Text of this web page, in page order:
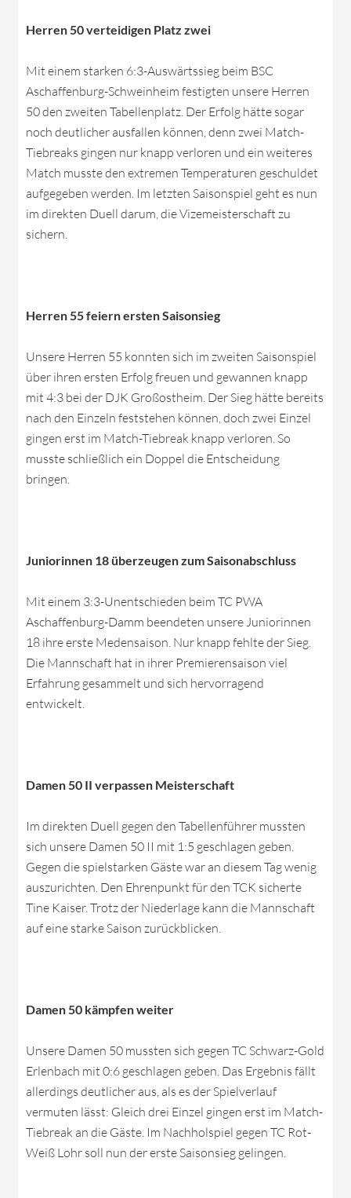
Herren 50 verteidigen Platz zwei
Mit einem starken 6:3-Auswärtssieg beim BSC
Aschaffenburg-Schweinheim festigten unsere Herren
50 den zweiten Tabellenplatz. Der Erfolg hätte sogar
noch deutlicher ausfallen können, denn zwei Match-
Tiebreaks gingen nur knapp verloren und ein weiteres
Match musste den extremen Temperaturen geschuldet
aufgegeben werden. Im letzten Saisonspiel geht es nun
im direkten Duell darum, die Vizemeisterschaft zu
sichern.
Herren 55 feiern ersten Saisonsieg
Unsere Herren 55 konnten sich im zweiten Saisonspiel
über ihren ersten Erfolg freuen und gewannen knapp
mit 4:3 bei der DJK Großostheim. Der Sieg hätte bereits
nach den Einzeln feststehen können, doch zwei Einzel
gingen erst im Match-Tiebreak knapp verloren. So
musste schließlich ein Doppel die Entscheidung
bringen.
Juniorinnen 18 überzeugen zum Saisonabschluss
Mit einem 3:3-Unentschieden beim TC PWA
Aschaffenburg-Damm beendeten unsere Juniorinnen
18 ihre erste Medensaison. Nur knapp fehlte der Sieg.
Die Mannschaft hat in ihrer Premierensaison viel
Erfahrung gesammelt und sich hervorragend
entwickelt.
Damen 50 II verpassen Meisterschaft
Im direkten Duell gegen den Tabellenführer mussten
sich unsere Damen 50 II mit 1:5 geschlagen geben.
Gegen die spielstarken Gäste war an diesem Tag wenig
auszurichten. Den Ehrenpunkt für den TCK sicherte
Tine Kaiser. Trotz der Niederlage kann die Mannschaft
auf eine starke Saison zurückblicken.
Damen 50 kämpfen weiter
Unsere Damen 50 mussten sich gegen TC Schwarz-Gold
Erlenbach mit 0:6 geschlagen geben. Das Ergebnis fällt
allerdings deutlicher aus, als es der Spielverlauf
vermuten lässt: Gleich drei Einzel gingen erst im Match-
Tiebreak an die Gäste. Im Nachholspiel gegen TC Rot-
Weiß Lohr soll nun der erste Saisonsieg gelingen.